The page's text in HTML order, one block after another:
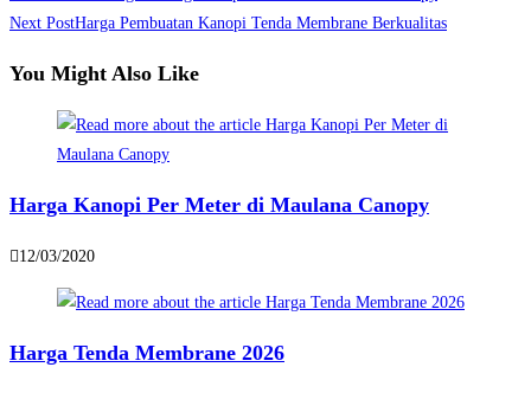
more
articles
Next PostHarga Pembuatan Kanopi Tenda Membrane Berkualitas
You Might Also Like
Harga Kanopi Per Meter di Maulana Canopy
12/03/2020
Harga Tenda Membrane 2026